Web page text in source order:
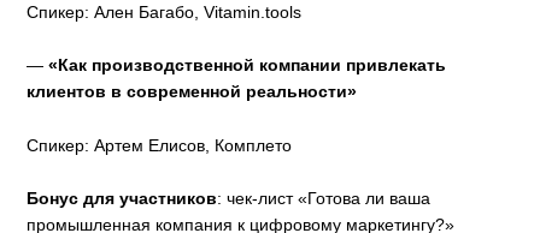
Спикер: Ален Багабо, Vitamin.tools
—«Как производственной компании привлекать
клиентов в современной реальности»
Спикер: Артем Елисов, Комплето
Бонус для участников: чек-лист «Готова ли ваша
промышленная компания к цифровому маркетингу?»